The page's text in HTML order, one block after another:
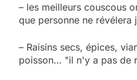
– les meilleurs couscous
que personne ne révélera
– Raisins secs, épices,
poisson… "il n'y a pas de